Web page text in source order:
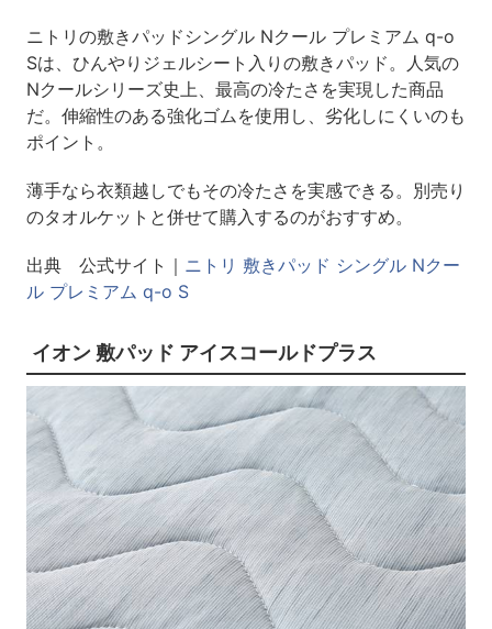
ニトリの敷きパッドシングル Nクール プレミアム q-o
Sは、ひんやりジェルシート入りの敷きパッド。人気の
Nクールシリーズ史上、最高の冷たさを実現した商品
だ。伸縮性のある強化ゴムを使用し、劣化しにくいのも
ポイント。
薄手なら衣類越しでもその冷たさを実感できる。別売り
のタオルケットと併せて購入するのがおすすめ。
出典 公式サイト｜ ニトリ 敷きパッド シングル Nクー
ル プレミアム q-o S
イオン 敷パッド アイスコールドプラス